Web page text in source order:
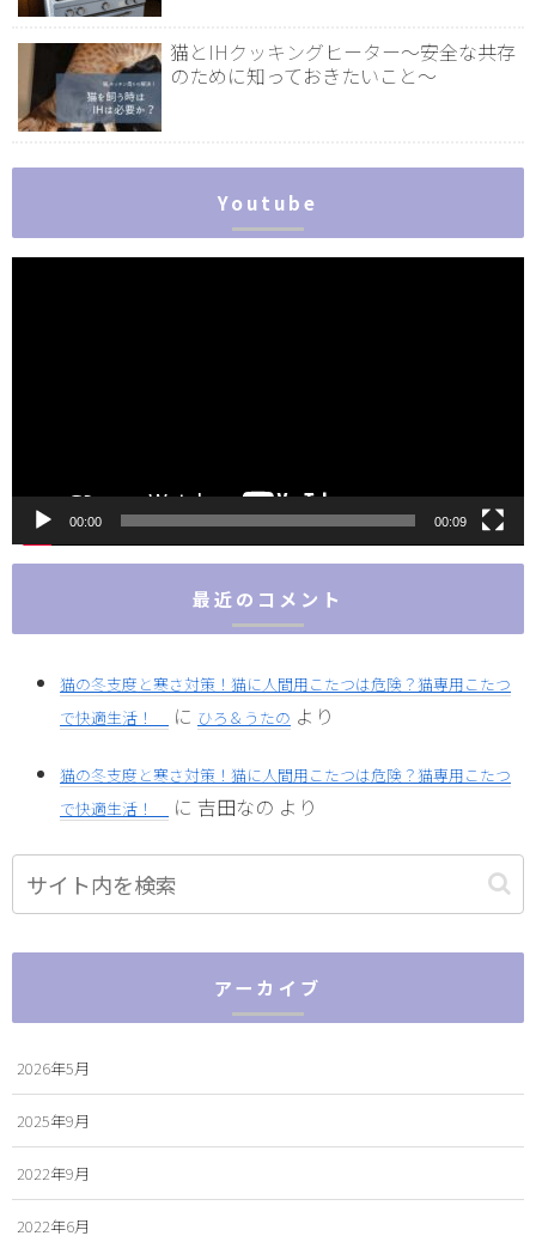
猫とIHクッキングヒーター～安全な共存
のために知っておきたいこと～
Youtube
00:00 00:09
最近のコメント
猫の冬支度と寒さ対策！猫に人間用こたつは危険？猫専用こたつ
で快適生活！
に ひろ＆うたの より
猫の冬支度と寒さ対策！猫に人間用こたつは危険？猫専用こたつ
で快適生活！
に 吉田なの より
アーカイブ
2026年5月
2025年9月
2022年9月
2022年6月